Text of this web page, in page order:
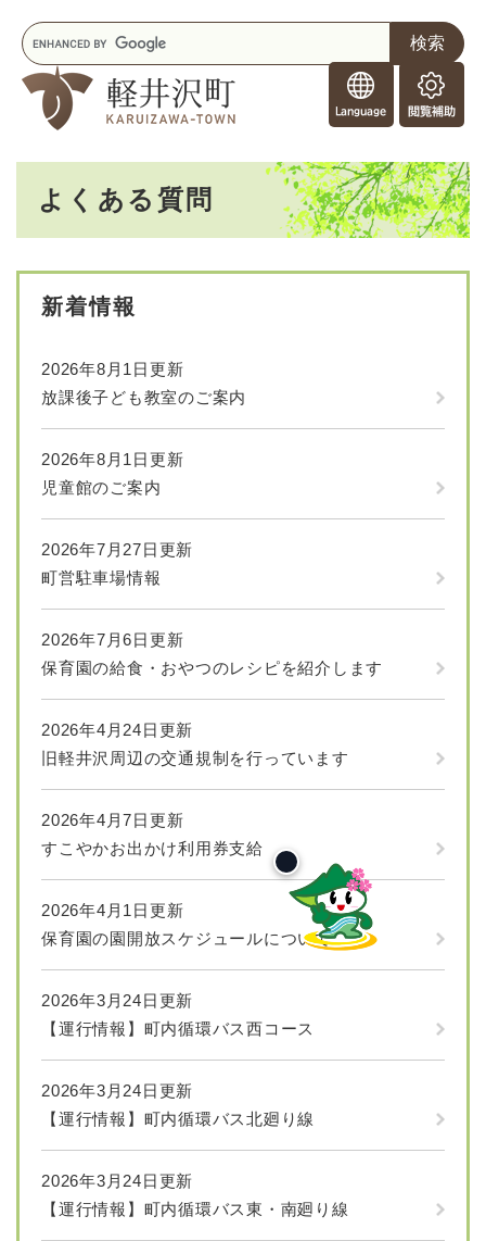
o
r
e
i
n
閲
覧
助
キ
ー
ワ
よくある質問
新着情報
2026年8月1日更新
放課後子ども教室のご案内
2026年8月1日更新
児童館のご案内
2026年7月27日更新
町営駐車場情報
2026年7月6日更新
保育園の給食・おやつのレシピを紹介します
2026年4月24日更新
旧軽井沢周辺の交通規制を行っています
2026年4月7日更新
すこやかお出かけ利用券支給
2026年4月1日更新
保育園の園開放スケジュールについて
2026年3月24日更新
【運行情報】町内循環バス西コース
2026年3月24日更新
【運行情報】町内循環バス北廻り線
2026年3月24日更新
【運行情報】町内循環バス東・南廻り線